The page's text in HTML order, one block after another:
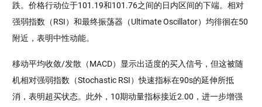
跌。价格行动位于101.19和101.76之间的日内区间的下端。相对
强弱指数（RSI）和最终振荡器（Ultimate Oscillator）均徘徊在50
附近，表明中性动能。
移动平均收敛/发散（MACD）显示出适度的买入信号，但这被随
机相对强弱指数（Stochastic RSI）快速指标在90s的延伸所抵
消，表明超买状态。此外，10期动量指标接近2.00，进一步增强